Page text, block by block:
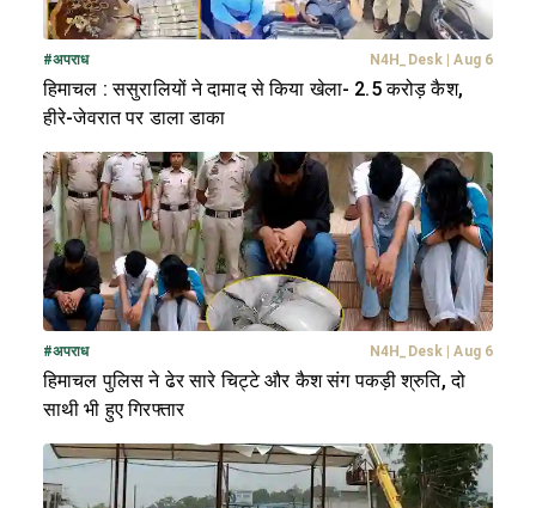
#अपराध N4H_Desk | Aug 6
हिमाचल : ससुरालियों ने दामाद से किया खेला- 2.5 करोड़ कैश,
हीरे-जेवरात पर डाला डाका
#अपराध N4H_Desk | Aug 6
हिमाचल पुलिस ने ढेर सारे चिट्टे और कैश संग पकड़ी श्रुति, दो
साथी भी हुए गिरफ्तार